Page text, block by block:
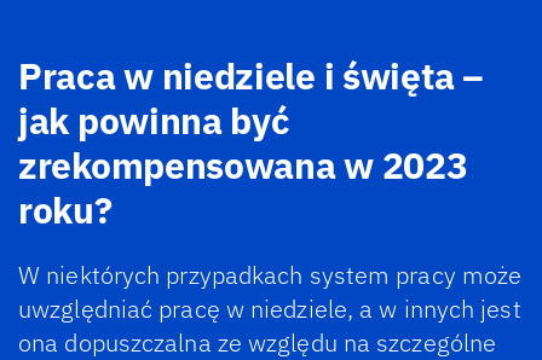
Praca w niedziele i święta –
jak powinna być
zrekompensowana w 2023
roku?
W niektórych przypadkach system pracy może
uwzględniać pracę w niedziele, a w innych jest
ona dopuszczalna ze względu na szczególne